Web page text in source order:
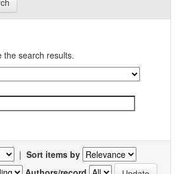
the search results.
| Sort items by